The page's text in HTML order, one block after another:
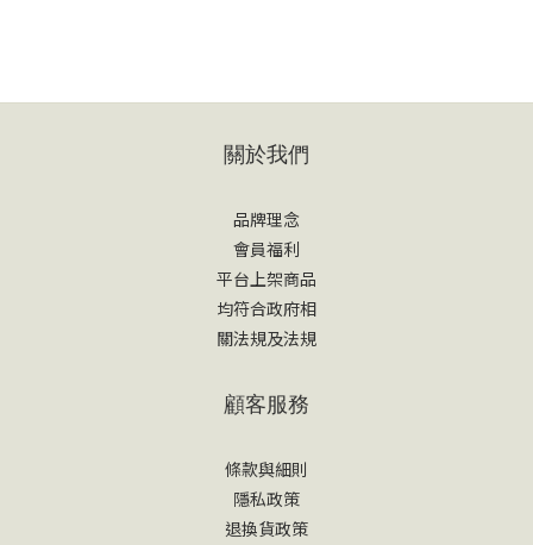
關於我們
品牌理念
會員福利
平台上架商品
均符合政府相
關法規及法規
顧客服務
條款與細則
隱私政策
退換貨政策